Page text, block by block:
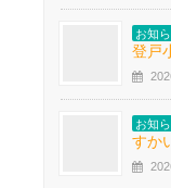
お知
登戸
お知
すか